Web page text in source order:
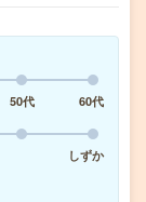
50代
60代
しずか